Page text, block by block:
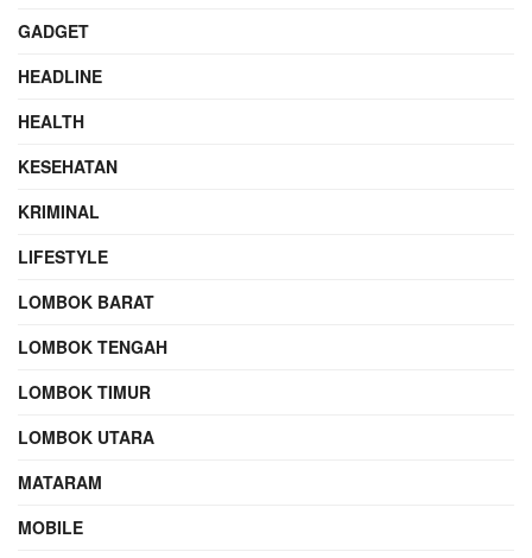
GADGET
HEADLINE
HEALTH
KESEHATAN
KRIMINAL
LIFESTYLE
LOMBOK BARAT
LOMBOK TENGAH
LOMBOK TIMUR
LOMBOK UTARA
MATARAM
MOBILE